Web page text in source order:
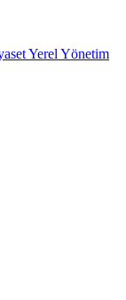
Yerel Yönetim